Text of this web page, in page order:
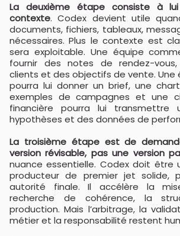
La deuxième étape consiste à
contexte. Codex devient utile
documents, fichiers, tableaux,
nécessaires. Plus le contexte est
sera exploitable. Une équipe
fournir des notes de rendez-
clients et des objectifs de vente. Une
pourra lui donner un brief, une
exemples de campagnes et une
financière pourra lui transmettre
hypothèses et des données de
La troisième étape est de
version révisable, pas une version
nuance essentielle. Codex doit être
producteur de premier jet solide,
autorité finale. Il accélère la
recherche de cohérence, la
production. Mais l’arbitrage, la
métier et la responsabilité restent